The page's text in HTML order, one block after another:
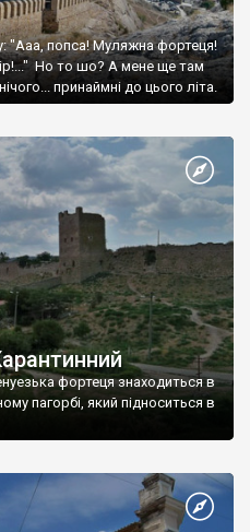
"Ааа, попса! Муляжна фортеця!
Но то шо? А мене ще там
принаймні до цього літа.
фортеця знаходиться в
пагорбі, який підноситься в